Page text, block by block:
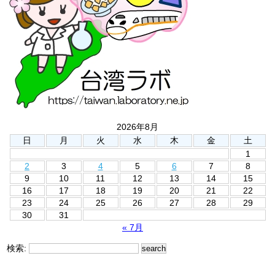
2026年8月
日
月 火 水 木 金
土
1
2
3 4 5 6 7
8
9
10 11 12 13 14
15
16
17 18 19 20 21
22
23
24 25 26 27 28
29
30
31
« 7月
検索: